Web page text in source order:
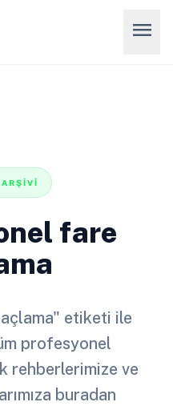
menu
fare
etiketi ile
profesyonel
rehberlerimize ve
buradan